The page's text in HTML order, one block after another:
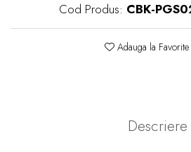
Cod Produs: CBK-
Adauga la Favorite
Descriere